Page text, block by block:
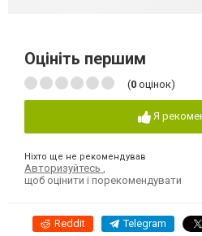
Оцініть першим
(0 оцінок)
Я
Ніхто ще не рекомендував
Авторизуйтесь
щоб оцінити і порекомендувати
Reddit Telegram